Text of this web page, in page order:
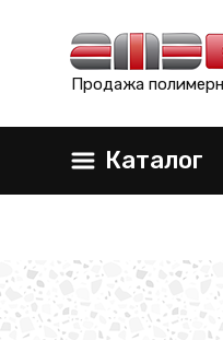
Продажа
Каталог